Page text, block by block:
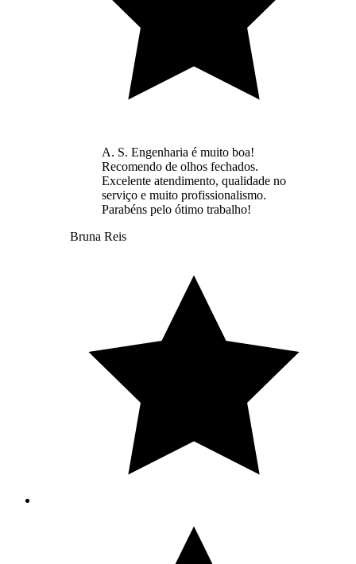
A. S. Engenharia é muito boa!
Recomendo de olhos fechados.
Excelente atendimento, qualidade no
serviço e muito profissionalismo.
Parabéns pelo ótimo trabalho!
Bruna Reis